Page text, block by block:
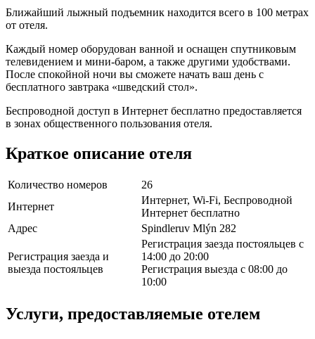
Ближайший лыжный подъемник находится всего в 100 метрах
от отеля.
Каждый номер оборудован ванной и оснащен спутниковым
телевидением и мини-баром, а также другими удобствами.
После спокойной ночи вы сможете начать ваш день с
бесплатного завтрака «шведский стол».
Беспроводной доступ в Интернет бесплатно предоставляется
в зонах общественного пользования отеля.
Краткое описание отеля
Количество номеров
26
Интернет
Интернет, Wi-Fi, Беспроводной
Интернет бесплатно
Адрес
Spindleruv Mlýn 282
Регистрация заезда и
выезда постояльцев
Регистрация заезда постояльцев с
14:00 до 20:00
Регистрация выезда с 08:00 до
10:00
Услуги, предоставляемые отелем